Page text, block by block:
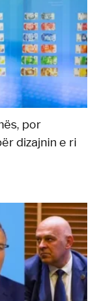
por
dizajnin e ri